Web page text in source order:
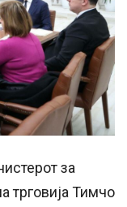
за
трговија Тимчо